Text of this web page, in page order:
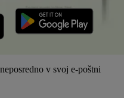
v svoj e-poštni